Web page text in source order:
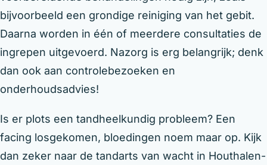
bijvoorbeeld een grondige reiniging van het gebit.
Daarna worden in één of meerdere consultaties de
ingrepen uitgevoerd. Nazorg is erg belangrijk; denk
dan ook aan controlebezoeken en
onderhoudsadvies!
Is er plots een tandheelkundig probleem? Een
facing losgekomen, bloedingen noem maar op. Kijk
dan zeker naar de tandarts van wacht in Houthalen-